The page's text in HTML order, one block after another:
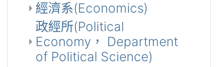
經濟系(Economics)
政經所(Political
Economy， Department
of Political Science)